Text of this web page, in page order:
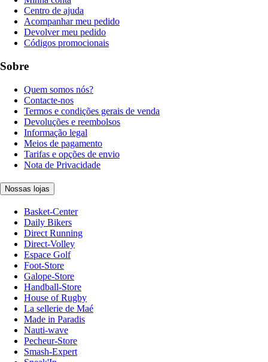
Centro de ajuda
Acompanhar meu pedido
Devolver meu pedido
Códigos promocionais
Sobre
Quem somos nós?
Contacte-nos
Termos e condições gerais de venda
Devoluções e reembolsos
Informação legal
Meios de pagamento
Tarifas e opções de envio
Nota de Privacidade
Nossas lojas
Basket-Center
Daily Bikers
Direct Running
Direct-Volley
Espace Golf
Foot-Store
Galope-Store
Handball-Store
House of Rugby
La sellerie de Maé
Made in Paradis
Nauti-wave
Pecheur-Store
Smash-Expert